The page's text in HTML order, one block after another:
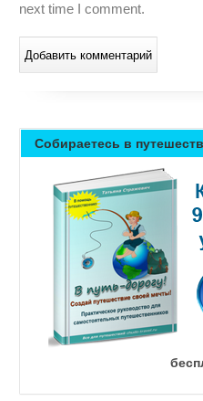
next time I comment.
Собираетесь в